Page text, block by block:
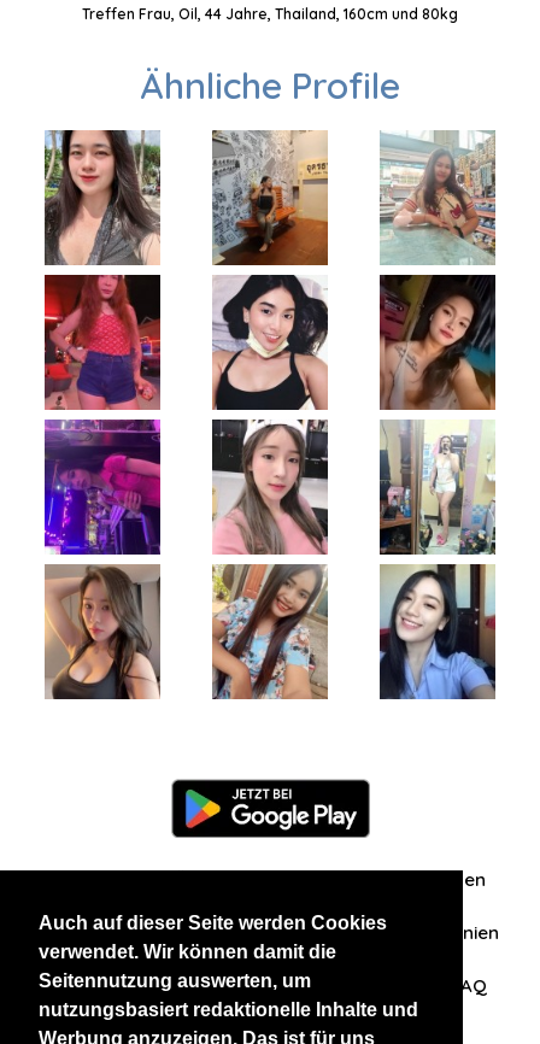
Auch auf dieser Seite werden Cookies
verwendet. Wir können damit die
Seitennutzung auswerten, um
nutzungsbasiert redaktionelle Inhalte und
Werbung anzuzeigen. Das ist für uns
Treffen Frau, Oil, 44 Jahre, Thailand, 160cm und 80kg
Ähnliche Profile
Zuschriften/Erfahrungen
Datenschutzerklärung AGB Datenschutzrichtlinien
Nehmen Sie Kontakt mit uns auf FAQ